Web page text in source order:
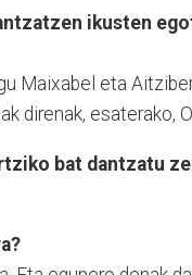
ikusten
Maixabel eta
direnak, esaterako,
bat dantzatu